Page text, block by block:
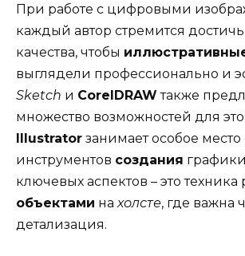
При работе с цифровыми
каждый автор стремится
качества, чтобы
выглядели профессионально и
Sketch и CorelDRAWтакже
множество возможностей для
Illustrator занимает особое
инструментов создания
ключевых аспектов – это техника
объектами на холсте, где важна
детализация.